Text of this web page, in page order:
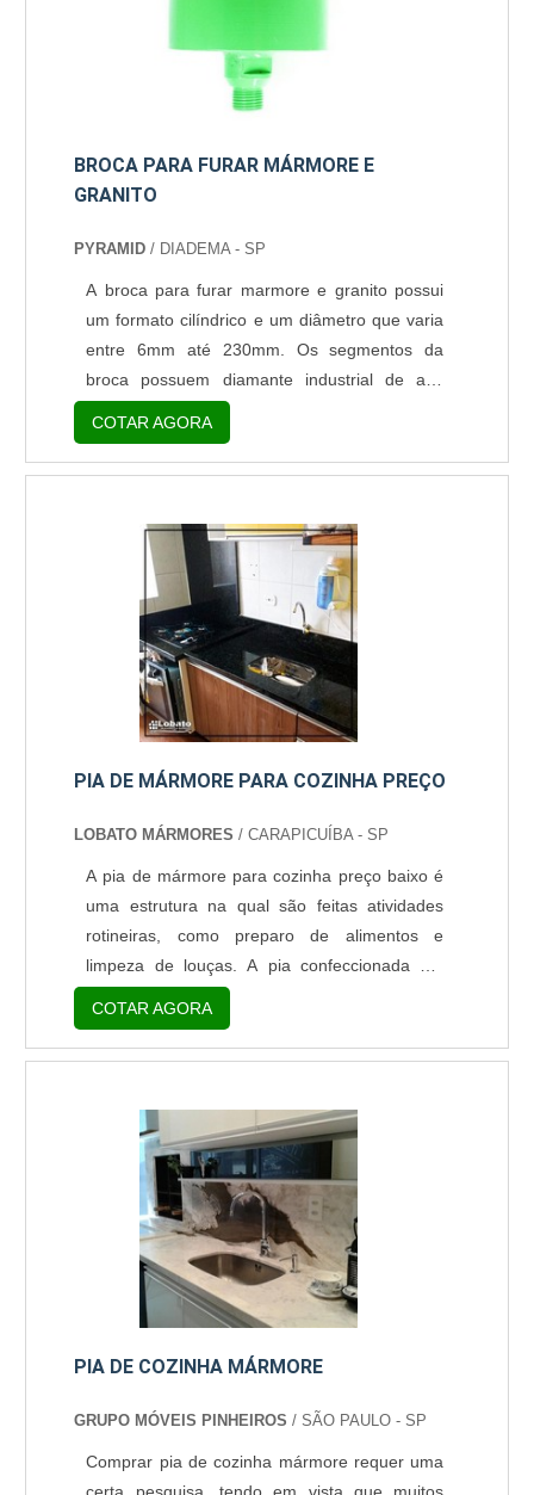
BROCA PARA FURAR MÁRMORE E
GRANITO
PYRAMID / DIADEMA - SP
A broca para furar marmore e granito possui
um formato cilíndrico e um diâmetro que varia
entre 6mm até 230mm. Os segmentos da
broca possuem diamante industrial de alta
qualidade, esta broca também possui a versão
contínua, para perfurações mais suaves.
Porém as brocas para mármore tem uma
rapidamente, do que as brocas segmentadas.
Cuidados importantes ao utilizar o
equipamento Este tipo de broca serve para
COTAR AGORA
PIA DE MÁRMORE PARA COZINHA PREÇO
LOBATO MÁRMORES / CARAPICUÍBA - SP
A pia de mármore para cozinha preço baixo é
uma estrutura na qual são feitas atividades
rotineiras, como preparo de alimentos e
limpeza de louças. A pia confeccionada em
mármore pode ser aplicada tanto em cozinhas
grandes como em pequenas. Por ser
multifuncional, o mármore é frequentemente
mármore para cozinha preço de qualidade,
não somente por trazer sofisticação ao
ambiente, mas pela sua qualidade. Co....
COTAR AGORA
PIA DE COZINHA MÁRMORE
GRUPO MÓVEIS PINHEIROS / SÃO PAULO - SP
Comprar pia de cozinha mármore requer uma